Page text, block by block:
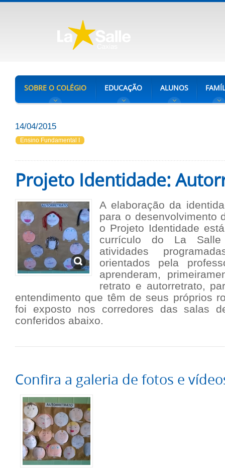
SOBRE O COLÉGIO EDUCAÇÃO ALUNOS
14/04/2015
Ensino Fundamental I
Projeto Identidade:
A elaboração da
para o desenvolvimento
o Projeto Identidade
currículo do La
atividades
orientados pela
aprenderam,
retrato e autorretrato,
entendimento que têm de seus próprios
foi exposto nos corredores das salas
conferidos abaixo.
Confira a galeria de fotos e